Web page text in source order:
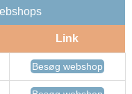
Link
Besøg webshop